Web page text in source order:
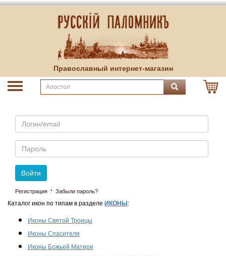
Православный интернет-магазин
Email
Пароль
Войти
Регистрация · Забыли пароль?
Каталог икон по типам в разделе ИКОНЫ :
Иконы Святой Троицы
Иконы Спасителя
Иконы Божьей Матери